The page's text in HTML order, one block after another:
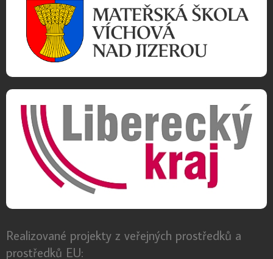
Realizované projekty z veřejných prostředků a
prostředků EU: